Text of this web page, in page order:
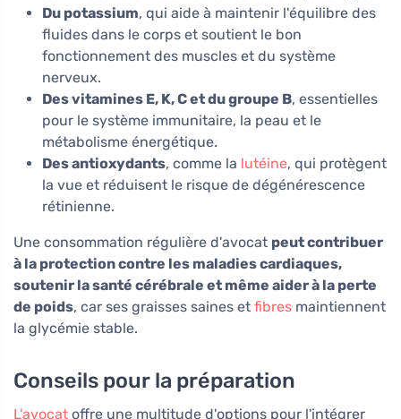
Du potassium, qui aide à maintenir l'équilibre des
fluides dans le corps et soutient le bon
fonctionnement des muscles et du système
nerveux.
Des vitamines E, K, C et du groupe B, essentielles
pour le système immunitaire, la peau et le
métabolisme énergétique.
Des antioxydants, comme la lutéine, qui protègent
la vue et réduisent le risque de dégénérescence
rétinienne.
Une consommation régulière d'avocat peut contribuer
à la protection contre les maladies cardiaques,
soutenir la santé cérébrale et même aider à la perte
de poids, car ses graisses saines et fibres maintiennent
la glycémie stable.
Conseils pour la préparation
L'avocat offre une multitude d'options pour l'intégrer